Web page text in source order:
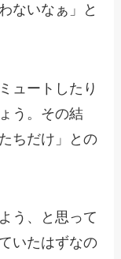
ないなぁ」と
ュートしたり
う。その結
ちだけ」との
う、と思って
いたはずなの